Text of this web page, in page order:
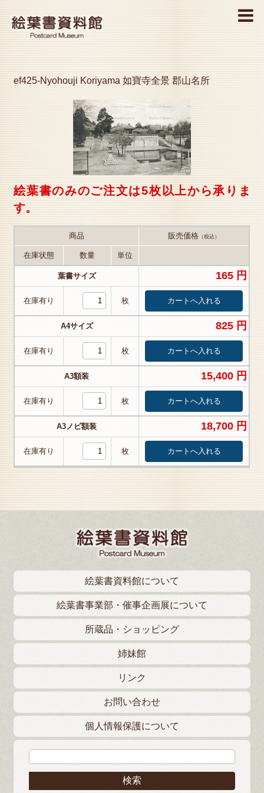
MENU
ef425-Nyohouji Koriyama 如寶寺全景 郡山名所
絵葉書のみのご注文は5枚以上から承りま
す。
商品 販売価格 （税込）
在庫状態 数量 単位
葉書サイズ 165 円
在庫有り 枚
A4サイズ 825 円
在庫有り 枚
A3額装 15,400 円
在庫有り 枚
A3ノビ額装 18,700 円
在庫有り 枚
絵葉書資料館について
絵葉書事業部・催事企画展について
所蔵品・ショッピング
姉妹館
リンク
お問い合わせ
個人情報保護について